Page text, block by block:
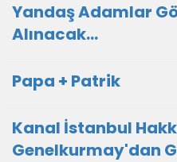
Yandaş Adamlar
Alınacak...
Papa + Patrik
Kanal İstanbul
Genelkurmay'dan